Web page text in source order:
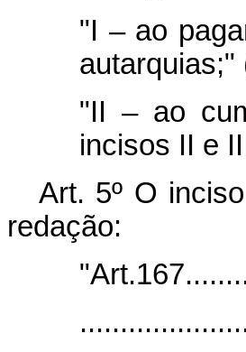
"I – ao
autarquias;"
"II – ao
incisos II e
Art. 5º O
redação: